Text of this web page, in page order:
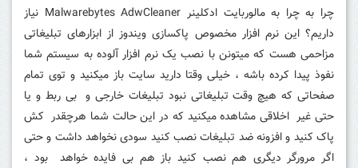
چرا به چرا به مالوربایت ادکلینر Malwarebytes AdwCleaner نیاز
داریم؟ این نرم افزار مخصوص پاکسازی ویندوز از ابزارهای تبلیغاتی
مزاحمی هست که میتونن با نصب یک نرم افزار آلوده به سیستم شما
نفوذ پیدا کرده باشه ، خیلی وقتا دارید سایت باز میکنید و توی تمام
صفحاتی که هیچ وقت تبلیغاتی نبود تبلیغات خارجی و بی ربط و یا
حتی غیر اخلاقی مشاهده میکنید که در این حالت شما هرچقدر کش
پاک کنید و افزونه ضد تبلیغات نصب کنید سودی نخواهد داشت و حتی
اگر مرورگر دیگری هم نصب کنید باز هم بی فایده خواهد بود ،